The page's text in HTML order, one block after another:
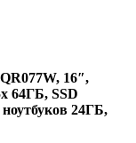
16″,
64ГБ, SSD
24ГБ,